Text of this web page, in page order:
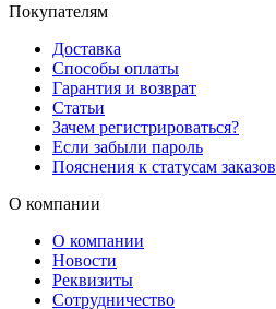
Покупателям
Доставка
Способы оплаты
Гарантия и возврат
Статьи
Зачем регистрироваться?
Если забыли пароль
Пояснения к статусам заказов
О компании
О компании
Новости
Реквизиты
Сотрудничество